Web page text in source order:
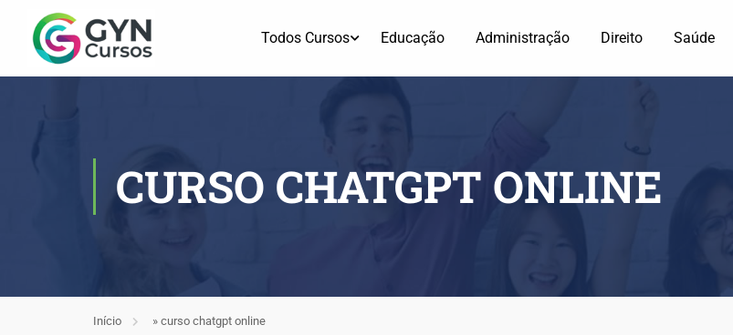
Todos Cursos Educação Administração Direito Saúde
CURSO CHATGPT ONLINE
Início » curso chatgpt online